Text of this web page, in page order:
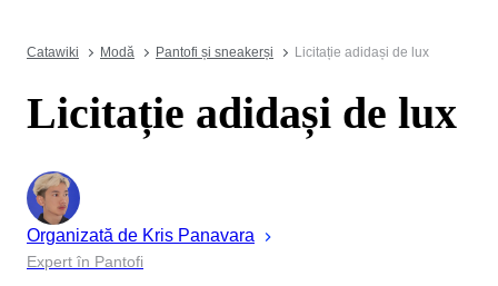
Catawiki Modă Pantofi și sneakerși Licitație adidași de lux
Licitație adidași de lux
Organizată de Kris Panavara
Expert în Pantofi